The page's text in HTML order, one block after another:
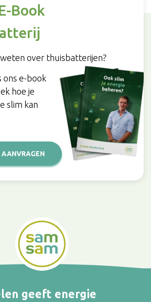
Book
over thuisbatterijen?
ons e-book
hoe je
slim kan
geeft energie